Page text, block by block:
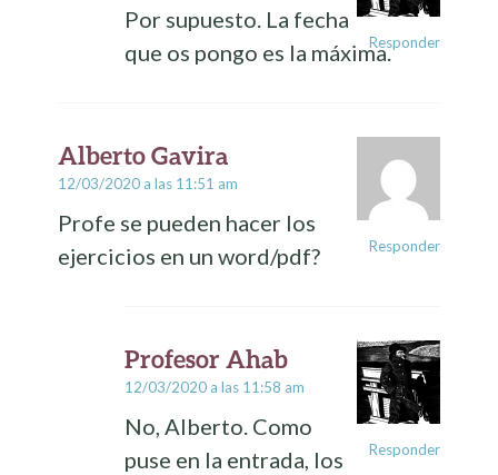
Por supuesto. La fecha
que os pongo es la máxima.Responder
Alberto Gavira
12/03/2020 a las 11:51 am
Profe se pueden hacer los
ejercicios en un word/pdf?
Responder
Profesor Ahab
12/03/2020 a las 11:58 am
No, Alberto. Como
puse en la entrada, los
Responder